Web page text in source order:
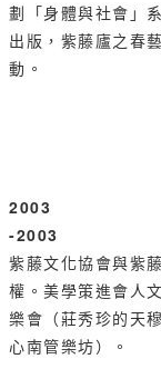
劃「身體與社會」
出版，紫藤廬之春
動。
2003
-2003
紫藤文化協會與紫
權。美學策進會人
樂會（莊秀珍的天
心南管樂坊）。